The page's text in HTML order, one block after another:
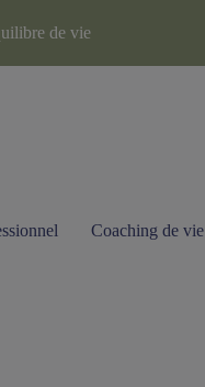
de vie
Coaching de vie